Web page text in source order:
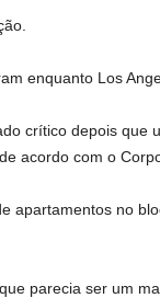
enquanto Los
crítico depois que
acordo com o
apartamentos no
parecia ser um